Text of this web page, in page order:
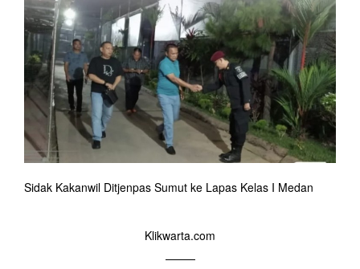
Sidak Kakanwil Ditjenpas Sumut ke Lapas Kelas I Medan
Klikwarta.com